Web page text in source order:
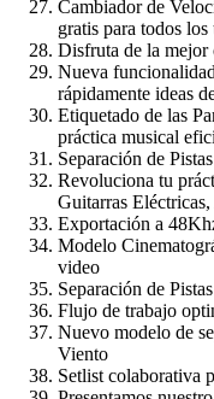
Cambiador de
gratis para todos los
Disfruta de la
Nueva
rápidamente ideas
Etiquetado de las
práctica musical
Separación de
Revoluciona tu
Guitarras
Exportación a
Modelo
video
Separación de
Flujo de trabajo
Nuevo modelo de
Viento
Setlist colaborativa